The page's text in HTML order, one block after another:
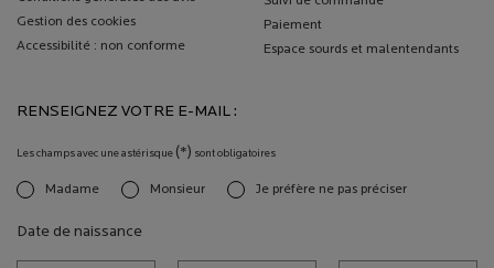
Gestion des cookies
Accessibilité : non conforme
Paiement
Espace sourds et malentendants
RENSEIGNEZ VOTRE E-MAIL :
Les champs avec une astérisque (*) sont obligatoires
newslettersignup.title.legend
Madame Monsieur Je préfère ne pas préciser
Date de naissance